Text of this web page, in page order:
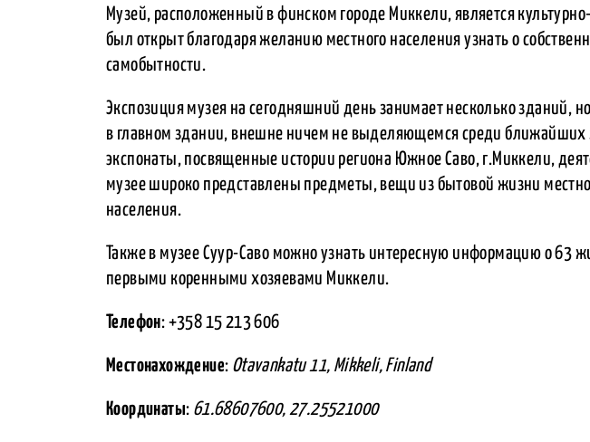
Музей, расположенный в финском городе Миккели, является
был открыт благодаря желанию местного населения узнать о
самобытности.
Экспозиция музея на сегодняшний день занимает несколько зданий,
в главном здании, внешне ничем не выделяющемся среди ближайших
экспонаты, посвященные истории региона Южное Саво, г.Миккели,
музее широко представлены предметы, вещи из бытовой жизни
населения.
Также в музее Суур-Саво можно узнать интересную информацию о 63
первыми коренными хозяевами Миккели.
Телефон: +358 15 213 606
Местонахождение: Otavankatu 11, Mikkeli, Finland
Координаты: 61.68607600, 27.25521000